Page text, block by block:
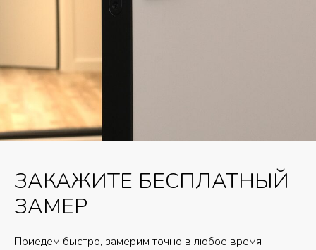
ЗАКАЖИТЕ БЕСПЛАТНЫЙ
ЗАМЕР
Приедем быстро, замерим точно в любое время